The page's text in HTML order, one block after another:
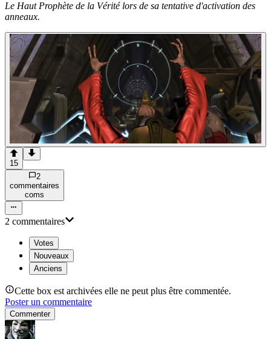
Le Haut Prophète de la Vérité lors de sa tentative d'activation des
anneaux.
15
2
commentaires
coms
2 commentaires
Votes
Nouveaux
Anciens
Cette box est archivées elle ne peut plus être commentée.
Poster un commentaire
Commenter